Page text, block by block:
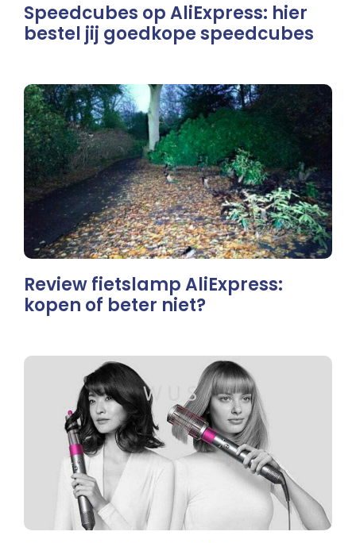
Speedcubes op AliExpress: hier
bestel jij goedkope speedcubes
Review fietslamp AliExpress:
kopen of beter niet?